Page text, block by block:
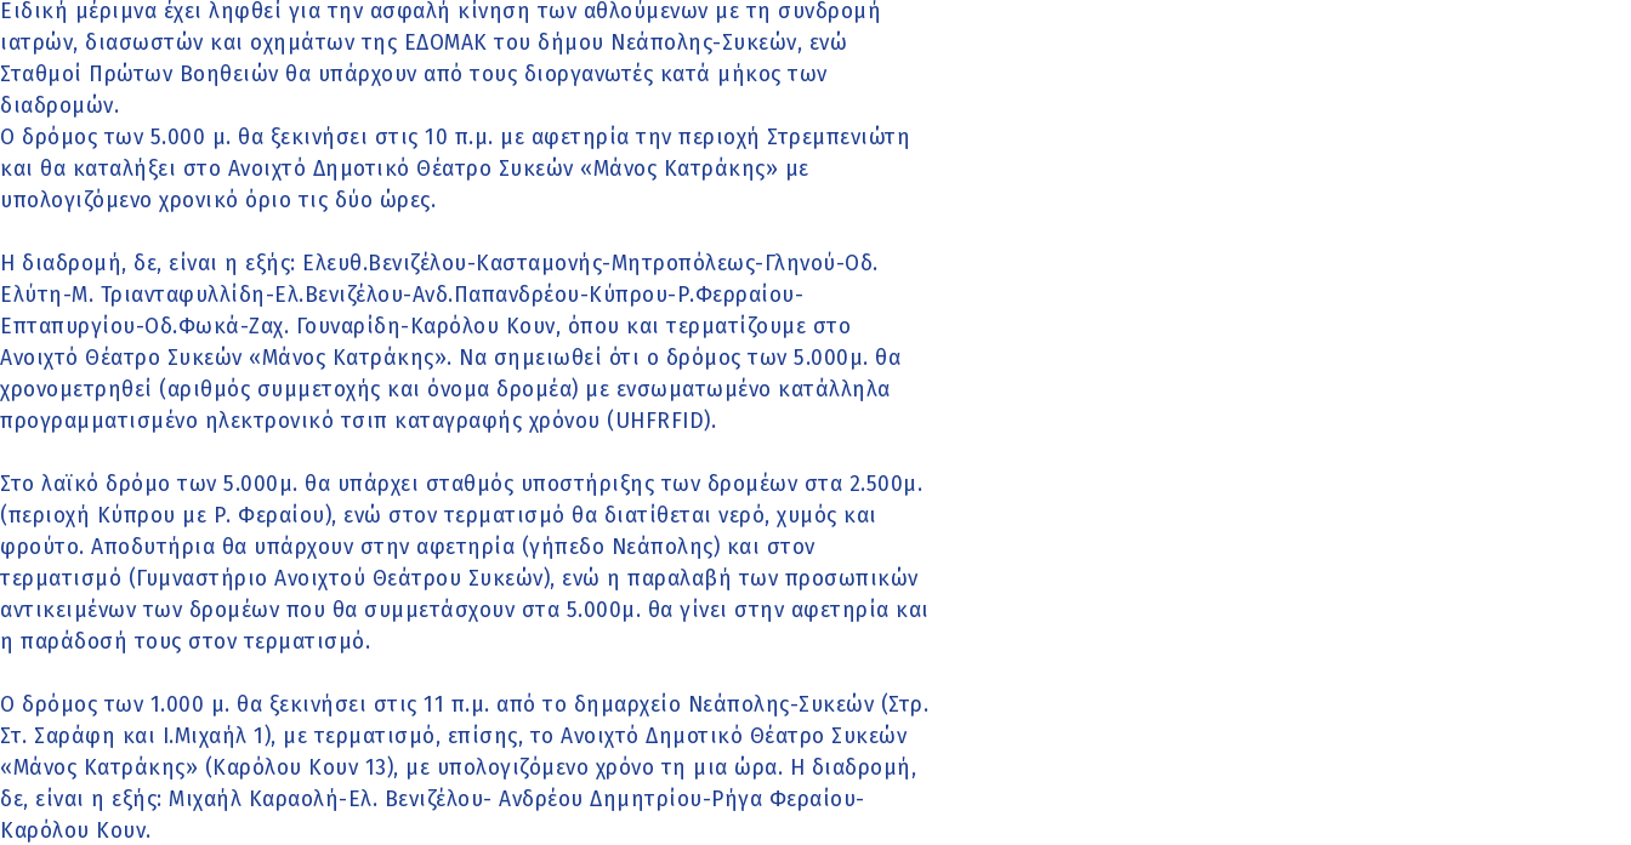
Ειδική μέριμνα έχει ληφθεί για την ασφαλή κίνηση των αθλούμενων με τη συνδρομή
ιατρών, διασωστών και οχημάτων της ΕΔΟΜΑΚ του δήμου Νεάπολης-Συκεών, ενώ
Σταθμοί Πρώτων Βοηθειών θα υπάρχουν από τους διοργανωτές κατά μήκος των
διαδρομών.
Ο δρόμος των 5.000 μ. θα ξεκινήσει στις 10 π.μ. με αφετηρία την περιοχή Στρεμπενιώτη
και θα καταλήξει στο Ανοιχτό Δημοτικό Θέατρο Συκεών «Μάνος Κατράκης» με
υπολογιζόμενο χρονικό όριο τις δύο ώρες.
Η διαδρομή, δε, είναι η εξής: Ελευθ.Βενιζέλου-Κασταμονής-Μητροπόλεως-Γληνού-Οδ.
Ελύτη-Μ. Τριανταφυλλίδη-Ελ.Βενιζέλου-Ανδ.Παπανδρέου-Κύπρου-Ρ.Φερραίου-
Επταπυργίου-Οδ.Φωκά-Ζαχ. Γουναρίδη-Καρόλου Κουν, όπου και τερματίζουμε στο
Ανοιχτό Θέατρο Συκεών «Μάνος Κατράκης». Να σημειωθεί ότι ο δρόμος των 5.000μ. θα
χρονομετρηθεί (αριθμός συμμετοχής και όνομα δρομέα) με ενσωματωμένο κατάλληλα
προγραμματισμένο ηλεκτρονικό τσιπ καταγραφής χρόνου (UHFRFID).
Στο λαϊκό δρόμο των 5.000μ. θα υπάρχει σταθμός υποστήριξης των δρομέων στα 2.500μ.
(περιοχή Κύπρου με Ρ. Φεραίου), ενώ στον τερματισμό θα διατίθεται νερό, χυμός και
φρούτο. Αποδυτήρια θα υπάρχουν στην αφετηρία (γήπεδο Νεάπολης) και στον
τερματισμό (Γυμναστήριο Ανοιχτού Θεάτρου Συκεών), ενώ η παραλαβή των προσωπικών
αντικειμένων των δρομέων που θα συμμετάσχουν στα 5.000μ. θα γίνει στην αφετηρία και
η παράδοσή τους στον τερματισμό.
Ο δρόμος των 1.000 μ. θα ξεκινήσει στις 11 π.μ. από το δημαρχείο Νεάπολης-Συκεών (Στρ.
Στ. Σαράφη και Ι.Μιχαήλ 1), με τερματισμό, επίσης, το Ανοιχτό Δημοτικό Θέατρο Συκεών
«Μάνος Κατράκης» (Καρόλου Κουν 13), με υπολογιζόμενο χρόνο τη μια ώρα. Η διαδρομή,
δε, είναι η εξής: Μιχαήλ Καραολή-Ελ. Βενιζέλου- Ανδρέου Δημητρίου-Ρήγα Φεραίου-
Καρόλου Κουν.